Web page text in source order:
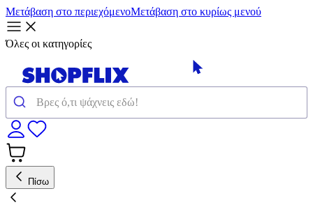
Μετάβαση στο περιεχόμενοΜετάβαση στο κυρίως μενού
Όλες οι κατηγορίες
Πίσω